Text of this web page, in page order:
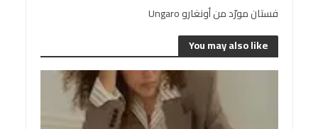
فستان مورّد من أونغارو Ungaro
You may also like